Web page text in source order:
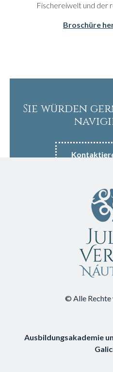
Fischereiwelt und der
Broschüre
Sie würden
© Alle Rechte
Ausbildungsakademie